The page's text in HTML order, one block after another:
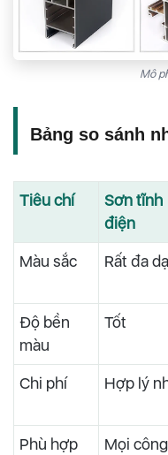
Mô
Bảng so sánh
Tiêu chí
Sơn tĩnh
điện
Màu sắc Rất đa
Độ bền
màu
Tốt
Chi phí Hợp lý
Phù hợp
Mọi công